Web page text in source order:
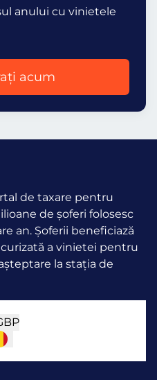
anului cu vinietele
acum
de taxare pentru
de șoferi folosesc
an. Șoferii beneficiază
a vinietei pentru
la stația de